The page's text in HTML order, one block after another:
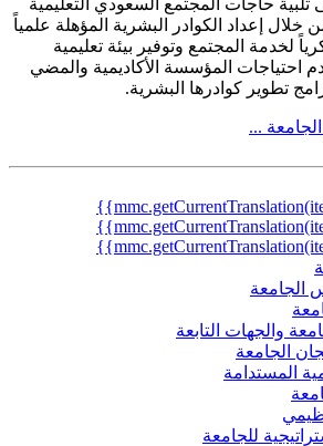
خلال إعداد الكوادر البشرية المؤهلة علمياً
لخدمة المجتمع وتوفير بيئة تعليمية
احتياجات المؤسسة الأكاديمية والمضي
تطوير كوادرها البشرية.
...
الجامعة
والجهات التابعة
الجامعة
المستدامة
للجامعة